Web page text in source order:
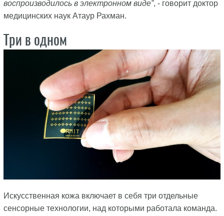
воспроизводилось в электронном виде”, - говорит доктор
медицинских наук Атаур Рахман.
Три в одном
Искусственная кожа включает в себя три отдельные
сенсорные технологии, над которыми работала команда.